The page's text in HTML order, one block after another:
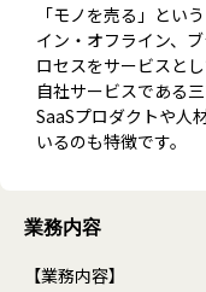
「モノを売る」とい
イン・オフライン、
ロセスをサービスとし
自社サービスである
SaaSプロダクトや人
いるのも特徴です。
業務内容
【業務内容】